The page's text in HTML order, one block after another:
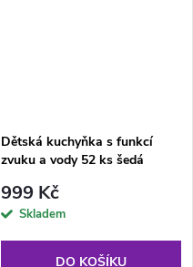
Dětská kuchyňka s funkcí
zvuku a vody 52 ks šedá
999 Kč
Skladem
DO KOŠÍKU